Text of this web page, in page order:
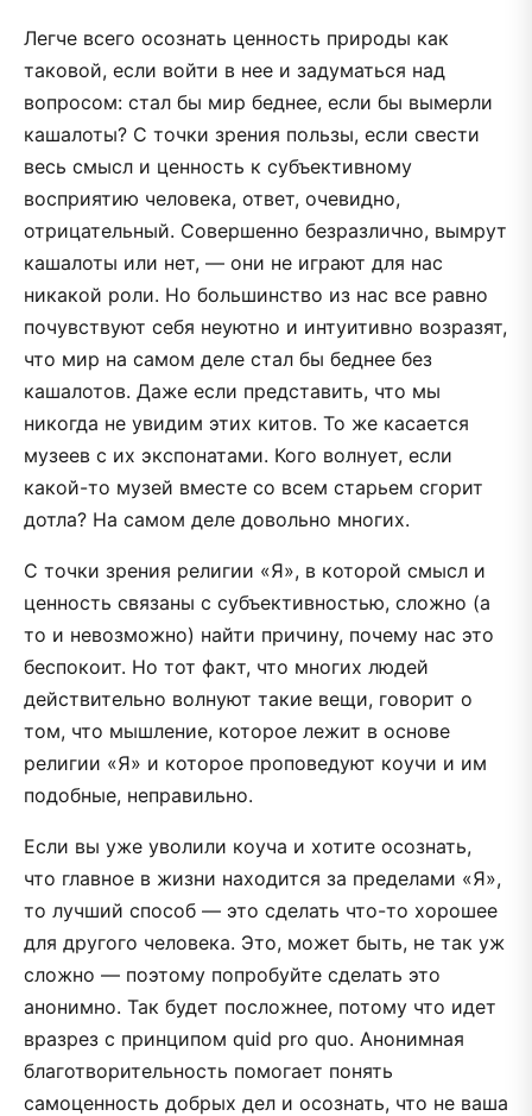
Легче всего осознать ценность природы как
таковой, если войти в нее и задуматься над
вопросом: стал бы мир беднее, если бы вымерли
кашалоты? С точки зрения пользы, если свести
весь смысл и ценность к субъективному
восприятию человека, ответ, очевидно,
отрицательный. Совершенно безразлично, вымрут
кашалоты или нет, — они не играют для нас
никакой роли. Но большинство из нас все равно
почувствуют себя неуютно и интуитивно возразят,
что мир на самом деле стал бы беднее без
кашалотов. Даже если представить, что мы
никогда не увидим этих китов. То же касается
музеев с их экспонатами. Кого волнует, если
какой-то музей вместе со всем старьем сгорит
дотла? На самом деле довольно многих.
С точки зрения религии «Я», в которой смысл и
ценность связаны с субъективностью, сложно (а
то и невозможно) найти причину, почему нас это
беспокоит. Но тот факт, что многих людей
действительно волнуют такие вещи, говорит о
том, что мышление, которое лежит в основе
религии «Я» и которое проповедуют коучи и им
подобные, неправильно.
Если вы уже уволили коуча и хотите осознать,
что главное в жизни находится за пределами «Я»,
то лучший способ — это сделать что-то хорошее
для другого человека. Это, может быть, не так уж
сложно — поэтому попробуйте сделать это
анонимно. Так будет посложнее, потому что идет
вразрез с принципом quid pro quo. Анонимная
благотворительность помогает понять
самоценность добрых дел и осознать, что не ваша